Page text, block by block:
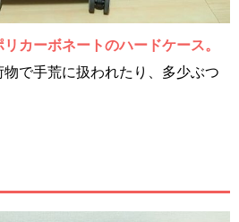
カーボネートのハードケース。
で手荒に扱われたり、多少ぶつ